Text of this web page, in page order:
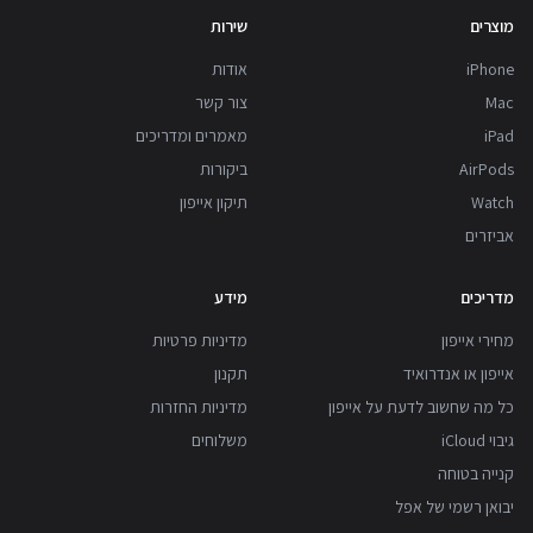
מוצרים
iPhone
Mac
iPad
AirPods
Watch
אביזרים
שירות
אודות
צור קשר
מאמרים ומדריכים
ביקורות
תיקון אייפון
מדריכים
מחירי אייפון
אייפון או אנדרואיד
כל מה שחשוב לדעת על אייפון
גיבוי iCloud
קנייה בטוחה
יבואן רשמי של אפל
מידע
מדיניות פרטיות
תקנון
מדיניות החזרות
משלוחים